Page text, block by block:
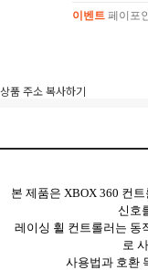
이벤트 페이포
상품 주소 복사하기
본 제품은 XBOX 360 컨
신호
레이싱 휠 컨트롤러는 동
로
사용법과 호환